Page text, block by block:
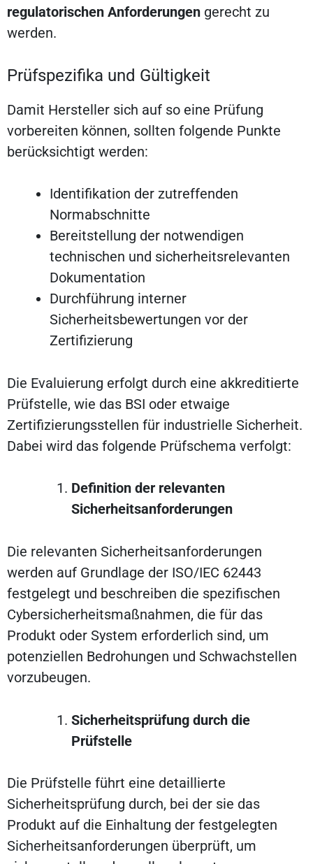
regulatorischen Anforderungen gerecht zu
werden.
Prüfspezifika und Gültigkeit
Damit Hersteller sich auf so eine Prüfung
vorbereiten können, sollten folgende Punkte
berücksichtigt werden:
Identifikation der zutreffenden
Normabschnitte
Bereitstellung der notwendigen
technischen und sicherheitsrelevanten
Dokumentation
Durchführung interner
Sicherheitsbewertungen vor der
Zertifizierung
Die Evaluierung erfolgt durch eine akkreditierte
Prüfstelle, wie das BSI oder etwaige
Zertifizierungsstellen für industrielle Sicherheit.
Dabei wird das folgende Prüfschema verfolgt:
Definition der relevanten
Sicherheitsanforderungen
Die relevanten Sicherheitsanforderungen
werden auf Grundlage der ISO/IEC 62443
festgelegt und beschreiben die spezifischen
Cybersicherheitsmaßnahmen, die für das
Produkt oder System erforderlich sind, um
potenziellen Bedrohungen und Schwachstellen
vorzubeugen.
Sicherheitsprüfung durch die
Prüfstelle
Die Prüfstelle führt eine detaillierte
Sicherheitsprüfung durch, bei der sie das
Produkt auf die Einhaltung der festgelegten
Sicherheitsanforderungen überprüft, um